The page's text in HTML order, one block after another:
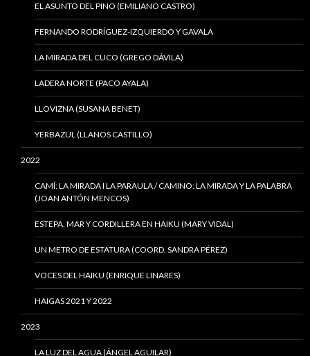
EL ASUNTO DEL PINO (EMILIANO CASTRO)
FERNANDO RODRÍGUEZ-IZQUIERDO Y GAVALA
LA MIRADA DEL CUCO (GREGO DÁVILA)
LADERA NORTE (PACO AYALA)
LLOVIZNA (SUSANA BENET)
YERBAZUL (LLANOS CASTILLO)
2022
CAMÍ: LA MIRADA I LA PARAULA / CAMINO: LA MIRADA Y LA PALABRA
(JOAN ANTÓN MENCOS)
ESTEPA, MAR Y CORDILLERA EN HAIKU (MARY VIDAL)
UN METRO DE ESTATURA (COORD. SANDRA PÉREZ)
VOCES DEL HAIKU (ENRIQUE LINARES)
HAIGAS 2021 Y 2022
2023
LA LUZ DEL AGUA (ÁNGEL AGUILAR)